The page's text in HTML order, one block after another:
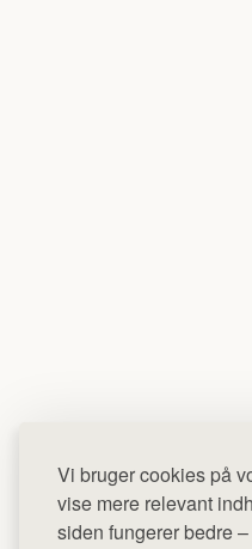
Vi bruger cookies på
vise mere relevant
siden fungerer bedre